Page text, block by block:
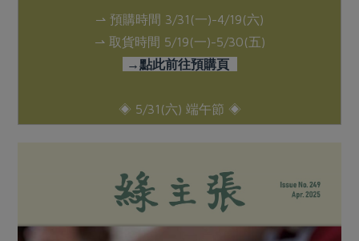
⇀ 預購時間 3/31(一)-4/19(六)
⇀ 取貨時間 5/19(一)-5/30(五)
→點此前往預購頁
◈ 5/31(六) 端午節 ◈